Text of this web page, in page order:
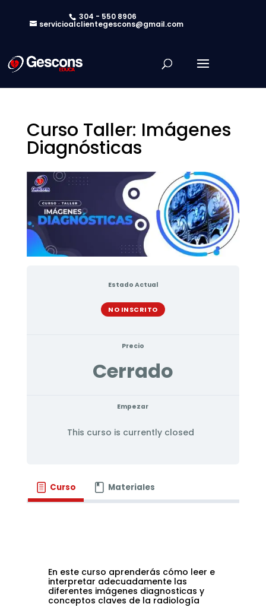
304 - 550 8906
servicioalclientegescons@gmail.com
Curso Taller: Imágenes
Diagnósticas
Estado Actual
NO INSCRITO
Precio
Cerrado
Empezar
This curso is currently closed
Curso Materiales
En este curso aprenderás cómo leer e
interpretar adecuadamente las
diferentes imágenes diagnosticas y
conceptos claves de la radiología